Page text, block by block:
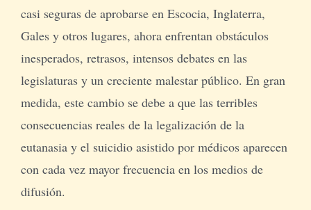
casi seguras de aprobarse en Escocia, Inglaterra,
Gales y otros lugares, ahora enfrentan obstáculos
inesperados, retrasos, intensos debates en las
legislaturas y un creciente malestar público. En gran
medida, este cambio se debe a que las terribles
consecuencias reales de la legalización de la
eutanasia y el suicidio asistido por médicos aparecen
con cada vez mayor frecuencia en los medios de
difusión.